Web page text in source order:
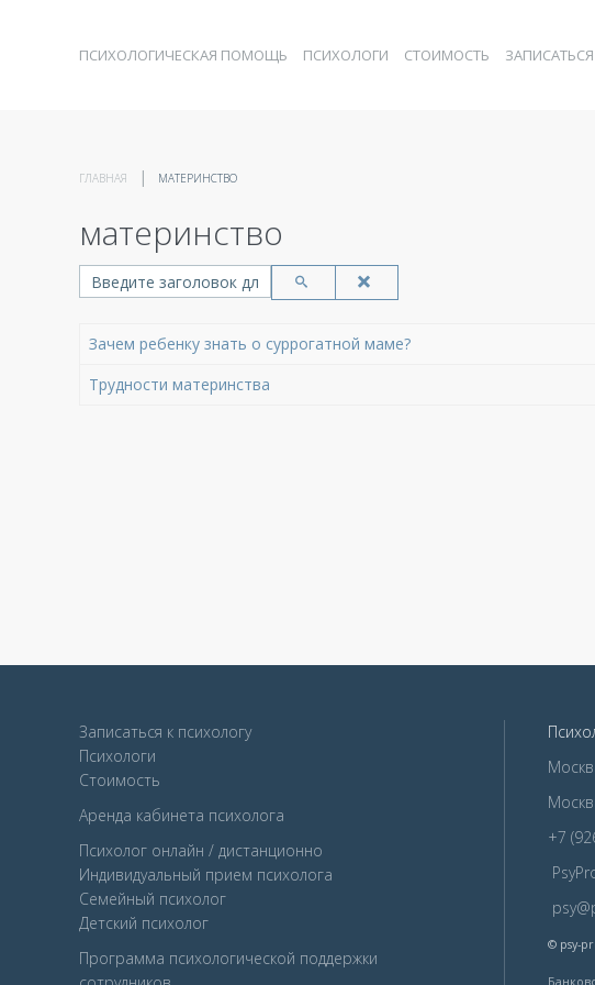
ПСИХОЛОГИЧЕСКАЯ ПОМОЩЬ ПСИХОЛОГИ СТОИМОСТЬ ЗАПИСАТЬСЯ
ГЛАВНАЯ МАТЕРИНСТВО
материнство
Введите заголовок для поиска...
Зачем ребенку знать о суррогатной маме?
Трудности материнства
Записаться к психологу
Психологи
Стоимость
Аренда кабинета психолога
Психолог онлайн / дистанционно
Индивидуальный прием психолога
Семейный психолог
Детcкий психолог
Программа психологической поддержки
+7
© psy-